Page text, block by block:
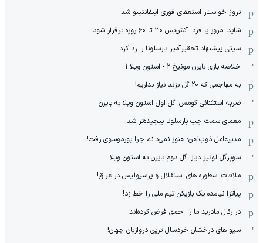
نروژ خواستار استعفای فوری اینفانتینو شد
شاید امروز یا فردا آتش‌بس ۳۰ تا ۶۰ روزه برقرار شود
سیتی پیشنهاد تحقیرآمیز بارسلونا را رد کرد
خلاصه بازی بایرن مونیخ 2 - استون ویلا 1
به مهاجمی که 20 گل بزند نیاز نداریم!
ضربه استثنائی گومس؛ گل اول استون ویلا به بایرن
معمای سمت چپ بارسلونا پیچیده‌تر شد
مدیرعامل ذوب‌آهن: هنوز نمی‌دانم چرا پورموسوی رفت!
سوپرگل لوئیز دیاز؛ گل دوم بایرن به استون ویلا
ملاقات اسطوره های استقلال و پرسپولیس در عراق!
پیاتزا نیامده یک بازیکن تیم ملی را خط زد!
در رئال مادرید ما را احمق فرض کرده‌اند
سیو های درخشان خردسال ترین دروازبان جهان!